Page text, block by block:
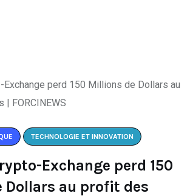
TECHNOLOGIE ET INNOVATION
Exchange perd 150
Dollars au profit des